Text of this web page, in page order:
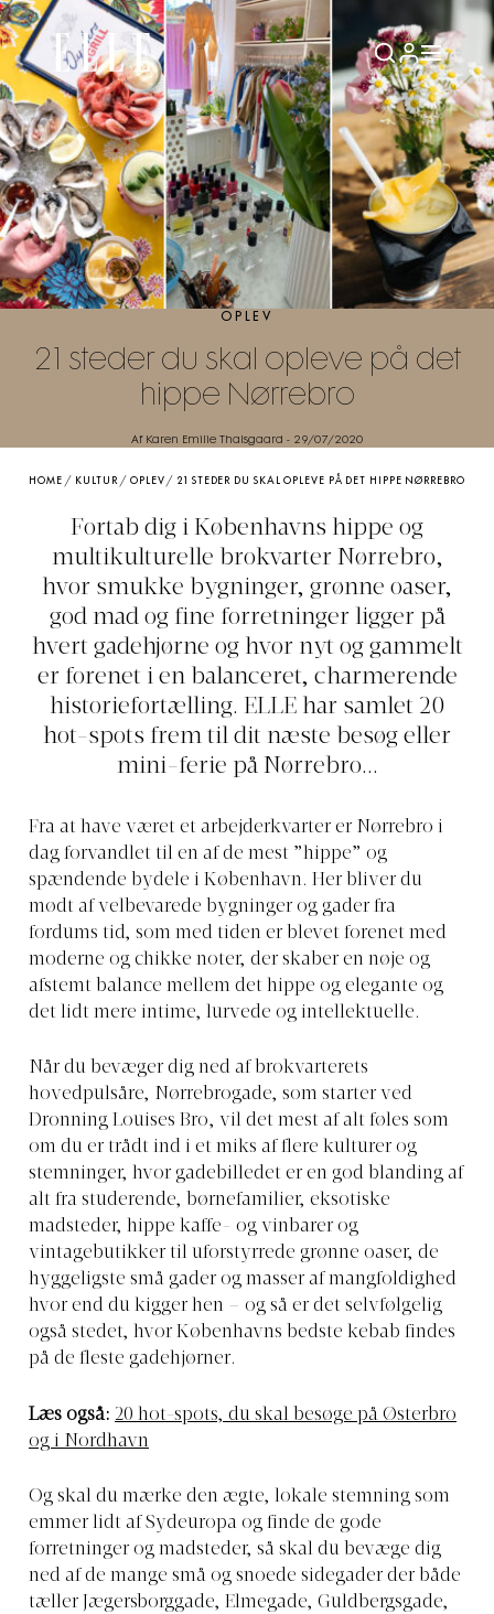
OPLEV
21 steder du skal opleve på det
hippe Nørrebro
Af Karen Emilie Thalsgaard - 29/07/2020
HOME / KULTUR / OPLEV / 21 STEDER DU SKAL OPLEVE PÅ DET HIPPE NØRREBRO
Fortab dig i Københavns hippe og
multikulturelle brokvarter Nørrebro,
hvor smukke bygninger, grønne oaser,
god mad og fine forretninger ligger på
hvert gadehjørne og hvor nyt og gammelt
er forenet i en balanceret, charmerende
historiefortælling. ELLE har samlet 20
hot-spots frem til dit næste besøg eller
mini-ferie på Nørrebro...
Fra at have været et arbejderkvarter er Nørrebro i
dag forvandlet til en af de mest ”hippe” og
spændende bydele i København. Her bliver du
mødt af velbevarede bygninger og gader fra
fordums tid, som med tiden er blevet forenet med
moderne og chikke noter, der skaber en nøje og
afstemt balance mellem det hippe og elegante og
det lidt mere intime, lurvede og intellektuelle.
Når du bevæger dig ned af brokvarterets
hovedpulsåre, Nørrebrogade, som starter ved
Dronning Louises Bro, vil det mest af alt føles som
om du er trådt ind i et miks af flere kulturer og
stemninger, hvor gadebilledet er en god blanding af
alt fra studerende, børnefamilier, eksotiske
madsteder, hippe kaffe- og vinbarer og
vintagebutikker til uforstyrrede grønne oaser, de
hyggeligste små gader og masser af mangfoldighed
hvor end du kigger hen – og så er det selvfølgelig
også stedet, hvor Københavns bedste kebab findes
på de fleste gadehjørner.
Læs også: 20 hot-spots, du skal besøge på Østerbro
og i Nordhavn
Og skal du mærke den ægte, lokale stemning som
emmer lidt af Sydeuropa og finde de gode
forretninger og madsteder, så skal du bevæge dig
ned af de mange små og snoede sidegader der både
tæller Jægersborggade, Elmegade, Guldbergsgade,